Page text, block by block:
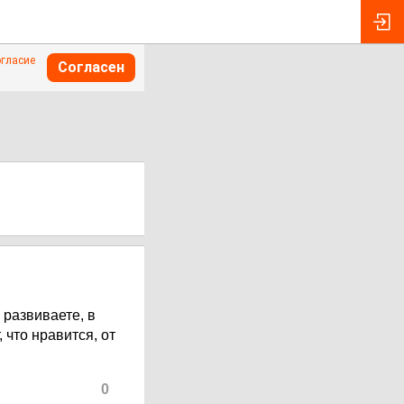
Согласен
в
нравится, от
0